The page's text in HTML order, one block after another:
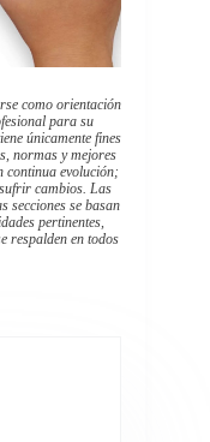
como orientación
para su
únicamente fines
normas y mejores
continua evolución;
cambios. Las
secciones se basan
pertinentes,
respalden en todos